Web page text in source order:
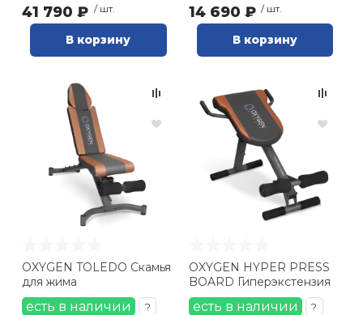
41 790 ₽ / шт.
В корзину
14 690 ₽ / шт.
В корзину
OXYGEN TOLEDO Скамья
для жима
есть в наличии ?
OXYGEN HYPER PRESS
BOARD Гиперэкстензия
есть в наличии ?